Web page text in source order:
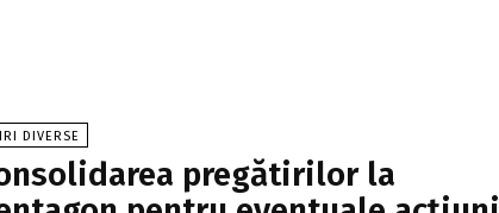
DIVERSE
pregătirilor la